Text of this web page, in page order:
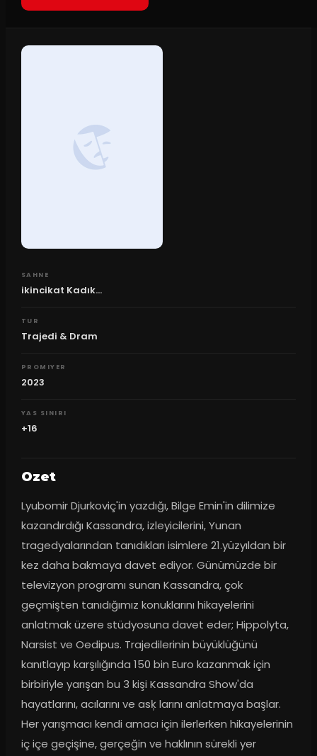
SAHNE
ikincikat Kadık...
TUR
Trajedi & Dram
PROMIYER
2023
YAS SINIRI
+16
Ozet
Lyubomir Djurkoviç'in yazdığı, Bilge Emin'in dilimize
kazandırdığı Kassandra, izleyicilerini, Yunan
tragedyalarından tanıdıkları isimlere 21.yüzyıldan bir
kez daha bakmaya davet ediyor. Günümüzde bir
televizyon programı sunan Kassandra, çok
geçmişten tanıdığımız konuklarını hikayelerini
anlatmak üzere stüdyosuna davet eder; Hippolyta,
Narsist ve Oedipus. Trajedilerinin büyüklüğünü
kanıtlayıp karşılığında 150 bin Euro kazanmak için
birbiriyle yarışan bu 3 kişi Kassandra Show'da
hayatlarını, acılarını ve asķ larını anlatmaya başlar.
Her yarışmacı kendi amacı için ilerlerken hikayelerinin
iç içe geçişine, gerçeğin ve haklının sürekli yer